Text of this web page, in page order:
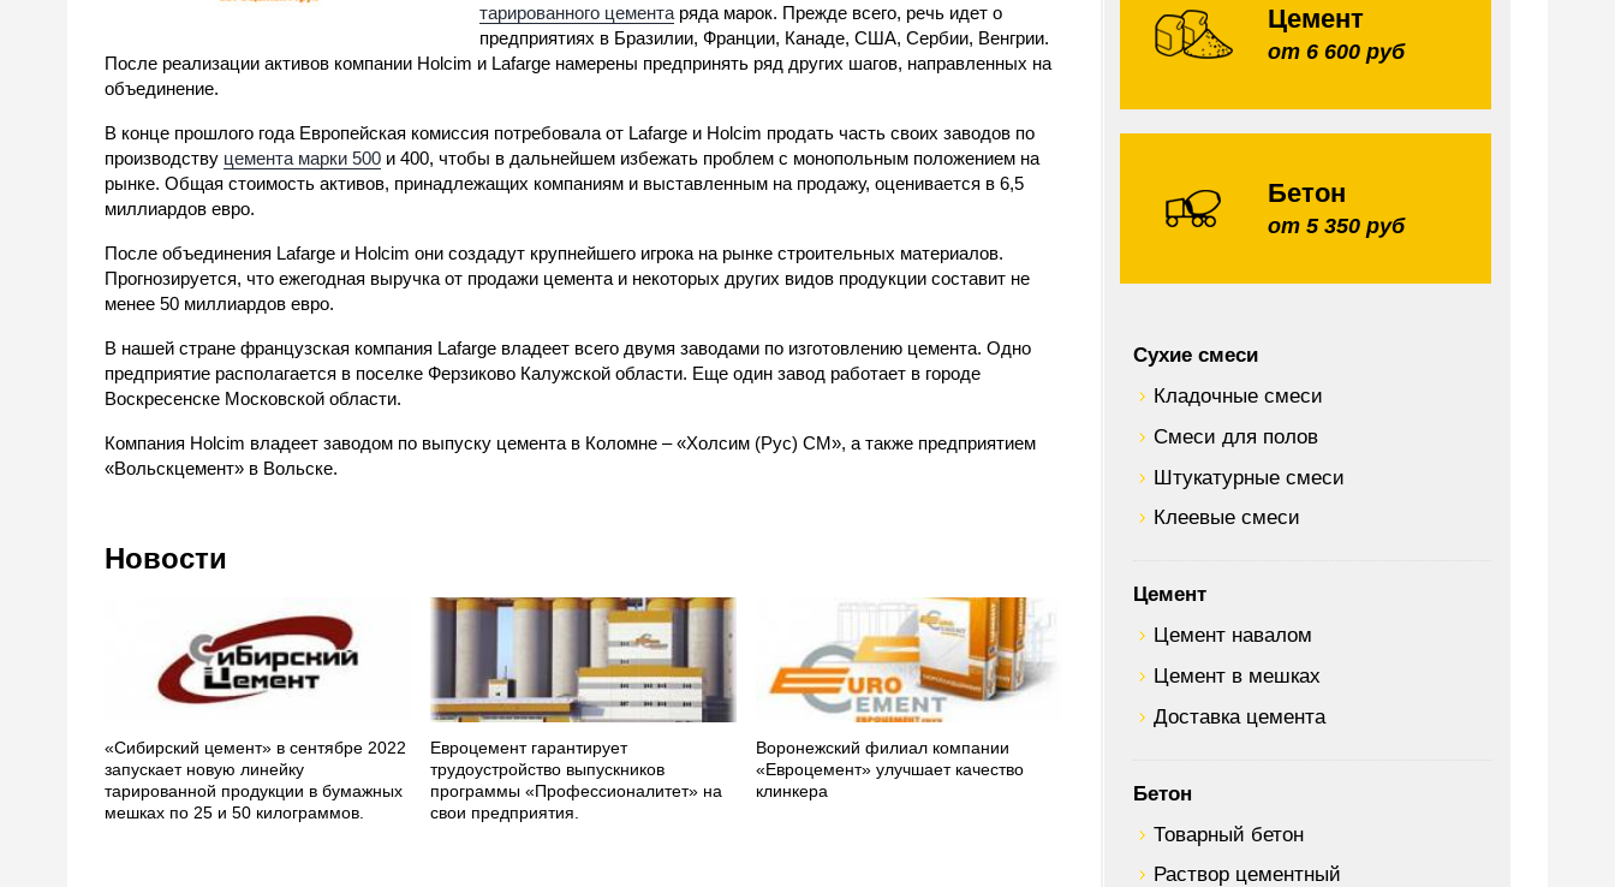
тарированного цемента ряда марок. Прежде всего, речь идет о
предприятиях в Бразилии, Франции, Канаде, США, Сербии, Венгрии.
После реализации активов компании Holcim и Lafarge намерены предпринять ряд других шагов, направленных на
объединение.
В конце прошлого года Европейская комиссия потребовала от Lafarge и Holcim продать часть своих заводов по
производству цемента марки 500 и 400, чтобы в дальнейшем избежать проблем с монопольным положением на
рынке. Общая стоимость активов, принадлежащих компаниям и выставленным на продажу, оценивается в 6,5
миллиардов евро.
После объединения Lafarge и Holcim они создадут крупнейшего игрока на рынке строительных материалов.
Прогнозируется, что ежегодная выручка от продажи цемента и некоторых других видов продукции составит не
менее 50 миллиардов евро.
В нашей стране французская компания Lafarge владеет всего двумя заводами по изготовлению цемента. Одно
предприятие располагается в поселке Ферзиково Калужской области. Еще один завод работает в городе
Воскресенске Московской области.
Компания Holcim владеет заводом по выпуску цемента в Коломне – «Холсим (Рус) CM», а также предприятием
«Вольскцемент» в Вольске.
Новости
«Сибирский цемент» в сентябре 2022
запускает новую линейку
тарированной продукции в бумажных
мешках по 25 и 50 килограммов.
Евроцемент гарантирует
трудоустройство выпускников
программы «Профессионалитет» на
свои предприятия.
Воронежский филиал компании
«Евроцемент» улучшает качество
клинкера
Цемент
от 6 600 руб
Бетон
от 5 350 руб
Сухие смеси
Кладочные смеси
Смеси для полов
Штукатурные смеси
Клеевые смеси
Цемент
Цемент навалом
Цемент в мешках
Доставка цемента
Бетон
Товарный бетон
Раствор цементный